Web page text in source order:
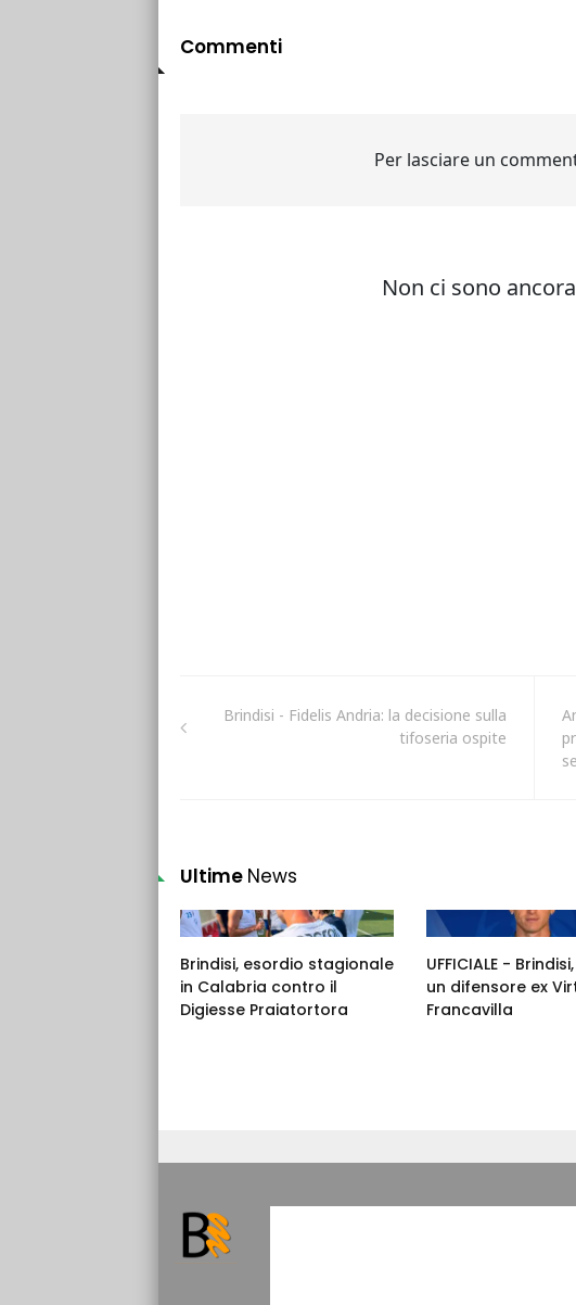
Commenti
Brindisi - Fidelis Andria: la decisione sulla
tifoseria ospite
Ultime News
Brindisi, esordio stagionale
in Calabria contro il
Digiesse Praiatortora
UFFICIALE -
un difensore ex
Francavilla